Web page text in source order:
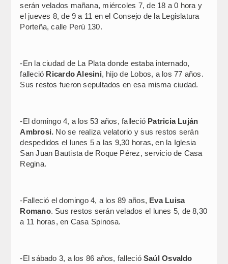
serán velados mañana, miércoles 7, de 18 a 0 hora y
el jueves 8, de 9 a 11 en el Consejo de la Legislatura
Porteña, calle Perú 130.
-En la ciudad de La Plata donde estaba internado,
falleció Ricardo Alesini, hijo de Lobos, a los 77 años.
Sus restos fueron sepultados en esa misma ciudad.
-El domingo 4, a los 53 años, falleció Patricia Luján
Ambrosi. No se realiza velatorio y sus restos serán
despedidos el lunes 5 a las 9,30 horas, en la Iglesia
San Juan Bautista de Roque Pérez, servicio de Casa
Regina.
-Falleció el domingo 4, a los 89 años, Eva Luisa
Romano. Sus restos serán velados el lunes 5, de 8,30
a 11 horas, en Casa Spinosa.
-El sábado 3, a los 86 años, falleció Saúl Osvaldo